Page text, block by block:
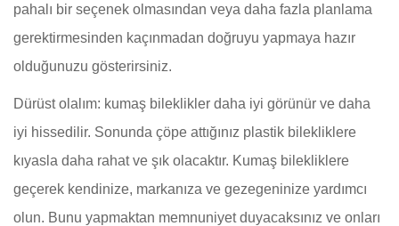
pahalı bir seçenek olmasından veya daha fazla planlama
gerektirmesinden kaçınmadan doğruyu yapmaya hazır
olduğunuzu gösterirsiniz.
Dürüst olalım: kumaş bileklikler daha iyi görünür ve daha
iyi hissedilir. Sonunda çöpe attığınız plastik bilekliklere
kıyasla daha rahat ve şık olacaktır. Kumaş bilekliklere
geçerek kendinize, markanıza ve gezegeninize yardımcı
olun. Bunu yapmaktan memnuniyet duyacaksınız ve onları